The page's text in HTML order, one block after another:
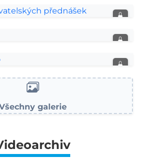
cestovatelských
galerie